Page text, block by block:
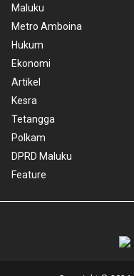
Maluku
Metro Amboina
Hukum
Ekonomi
Artikel
Kesra
Tetangga
Polkam
DPRD Maluku
Feature